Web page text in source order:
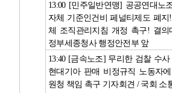
13:00 [민주일반연맹] 공공연대노
자체 기준인건비 페널티제도 폐지 !
체 조직관리지침 개정 촉구! 결의
정부세종청사 행정안전부 앞
13:40 [금속노조] 무리한 검찰 수사
현대기아 판매 비정규직 노동자
원청 책임 촉구 기자회견 / 국회 소